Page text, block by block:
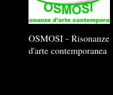
OSMOSI - Risonanze
d'arte contemporanea